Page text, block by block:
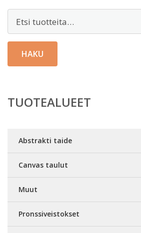
HAKU
TUOTEALUEET
Abstrakti taide
Canvas taulut
Muut
Pronssiveistokset